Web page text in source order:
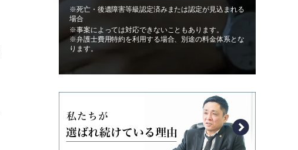
※死亡・後遺障害等級認定済みまたは認定が見込まれる
場合
※事案によっては対応できないこともあります。
※弁護士費用特約を利用する場合、別途の料金体系とな
ります。